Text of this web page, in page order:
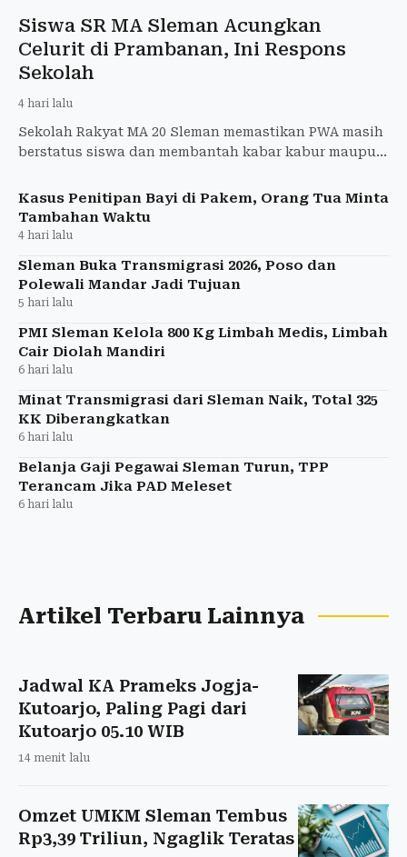
Siswa SR MA Sleman Acungkan
Celurit di Prambanan, Ini Respons
Sekolah
4 hari lalu
Sekolah Rakyat MA 20 Sleman memastikan PWA masih
berstatus siswa dan membantah kabar kabur maupun
Kasus Penitipan Bayi di Pakem, Orang Tua Minta
Tambahan Waktu
4 hari lalu
Sleman Buka Transmigrasi 2026, Poso dan
Polewali Mandar Jadi Tujuan
5 hari lalu
PMI Sleman Kelola 800 Kg Limbah Medis, Limbah
Cair Diolah Mandiri
6 hari lalu
Minat Transmigrasi dari Sleman Naik, Total 325
KK Diberangkatkan
6 hari lalu
Belanja Gaji Pegawai Sleman Turun, TPP
Terancam Jika PAD Meleset
6 hari lalu
Artikel Terbaru Lainnya
Jadwal KA Prameks Jogja-
Kutoarjo, Paling Pagi dari
Kutoarjo 05.10 WIB
14 menit lalu
Omzet UMKM Sleman Tembus
Rp3,39 Triliun, Ngaglik Teratas